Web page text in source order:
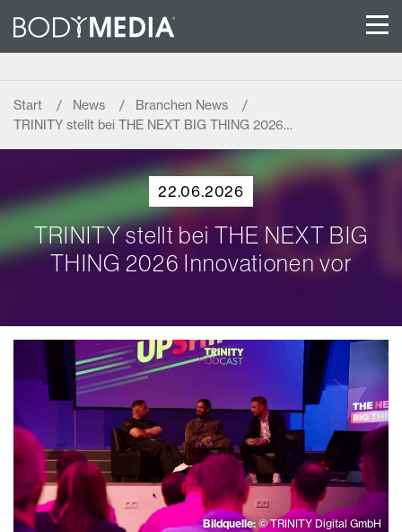
Start News
Branchen News
TRINITY stellt bei THE NEXT BIG THING 2026…
22.06.2026
TRINITY stellt bei THE NEXT BIG
THING 2026 Innovationen vor
Bildquelle: © TRINITY Digital GmbH